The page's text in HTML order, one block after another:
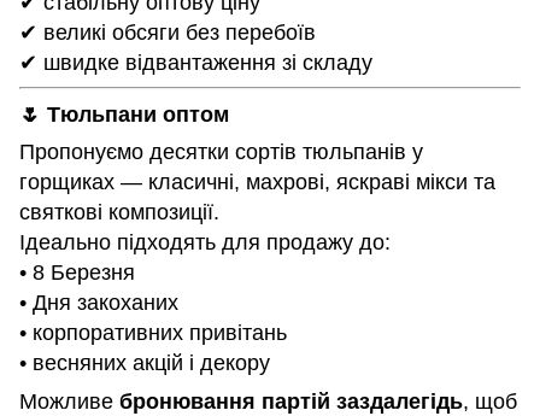
✔ великі обсяги без перебоїв
✔ швидке відвантаження зі складу
🌷 Тюльпани оптом
Пропонуємо десятки сортів тюльпанів у
горщиках — класичні, махрові, яскраві мікси та
святкові композиції.
Ідеально підходять для продажу до:
• 8 Березня
• Дня закоханих
• корпоративних привітань
• весняних акцій і декору
Можливе бронювання партій заздалегідь, щоб